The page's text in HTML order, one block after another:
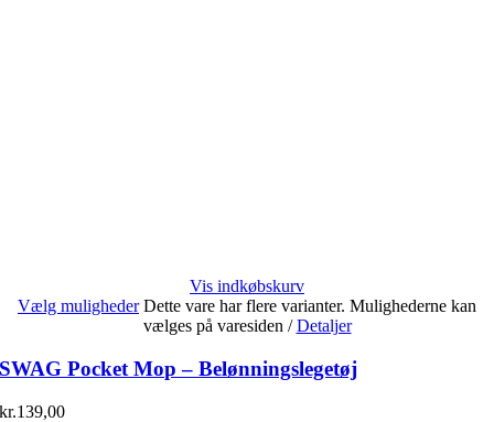
Vis indkøbskurv
Vælg muligheder Dette vare har flere varianter. Mulighederne kan
vælges på varesiden / Detaljer
SWAG Pocket Mop – Belønningslegetøj
kr.139,00